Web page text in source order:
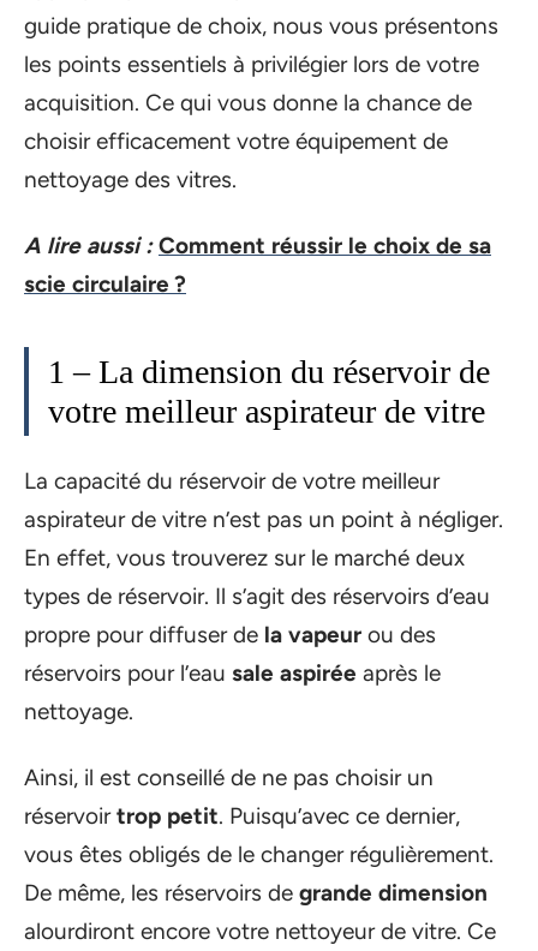
guide pratique de choix, nous vous présentons
les points essentiels à privilégier lors de votre
acquisition. Ce qui vous donne la chance de
choisir efficacement votre équipement de
nettoyage des vitres.
A lire aussi : Comment réussir le choix de sa
scie circulaire ?
1 – La dimension du réservoir de
votre meilleur aspirateur de vitre
La capacité du réservoir de votre meilleur
aspirateur de vitre n’est pas un point à négliger.
En effet, vous trouverez sur le marché deux
types de réservoir. Il s’agit des réservoirs d’eau
propre pour diffuser de la vapeur ou des
réservoirs pour l’eau sale aspirée après le
nettoyage.
Ainsi, il est conseillé de ne pas choisir un
réservoirtrop petit. Puisqu’avec ce dernier,
vous êtes obligés de le changer régulièrement.
De même, les réservoirs de grande dimension
alourdiront encore votre nettoyeur de vitre. Ce